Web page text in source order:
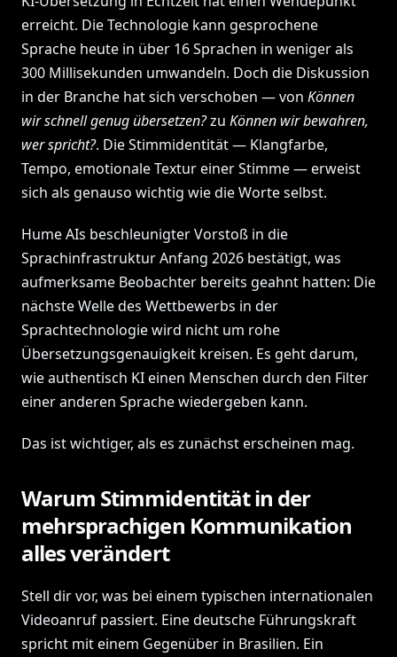
erreicht. Die Technologie kann gesprochene
Sprache heute in über 16 Sprachen in weniger als
300 Millisekunden umwandeln. Doch die Diskussion
in der Branche hat sich verschoben — von Können
wir schnell genug übersetzen?zu Können wir bewahren,
wer spricht?. Die Stimmidentität — Klangfarbe,
Tempo, emotionale Textur einer Stimme — erweist
sich als genauso wichtig wie die Worte selbst.
Hume AIs beschleunigter Vorstoß in die
Sprachinfrastruktur Anfang 2026 bestätigt, was
aufmerksame Beobachter bereits geahnt hatten: Die
nächste Welle des Wettbewerbs in der
Sprachtechnologie wird nicht um rohe
Übersetzungsgenauigkeit kreisen. Es geht darum,
wie authentisch KI einen Menschen durch den Filter
einer anderen Sprache wiedergeben kann.
Das ist wichtiger, als es zunächst erscheinen mag.
Warum Stimmidentität in der
mehrsprachigen Kommunikation
alles verändert
Stell dir vor, was bei einem typischen internationalen
Videoanruf passiert. Eine deutsche Führungskraft
spricht mit einem Gegenüber in Brasilien. Ein